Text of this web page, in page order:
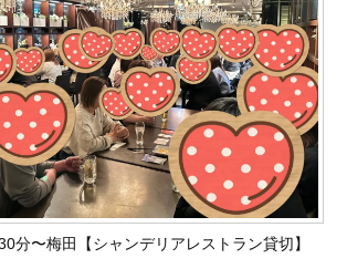
分〜梅田【シャンデリアレストラン貸切】